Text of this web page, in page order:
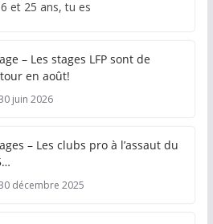
et 25 ans, tu es
– Les stages LFP sont de
en août!
juin 2026
– Les clubs pro à l’assaut du
décembre 2025